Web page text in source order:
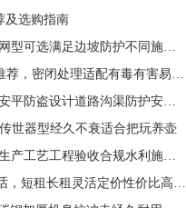
及选购指南
2026年5月护坡网厂家推荐，多种网型可选满足边坡防护不同施工需求
2026年5月江苏三合一过滤机厂家推荐，密闭处理适配有毒有害易燃易爆物料加工
2026年5月沟盖板厂家推荐，河北安平防盗设计道路沟渠防护安全耐用
世器型经久不衰适合把玩养壶
2026年5月固滨笼厂家推荐，标准生产工艺工程验收合规水利施工优选
2026年5月北京活动桌椅租赁店电话，短租长租灵活定价性价比高无隐形收费